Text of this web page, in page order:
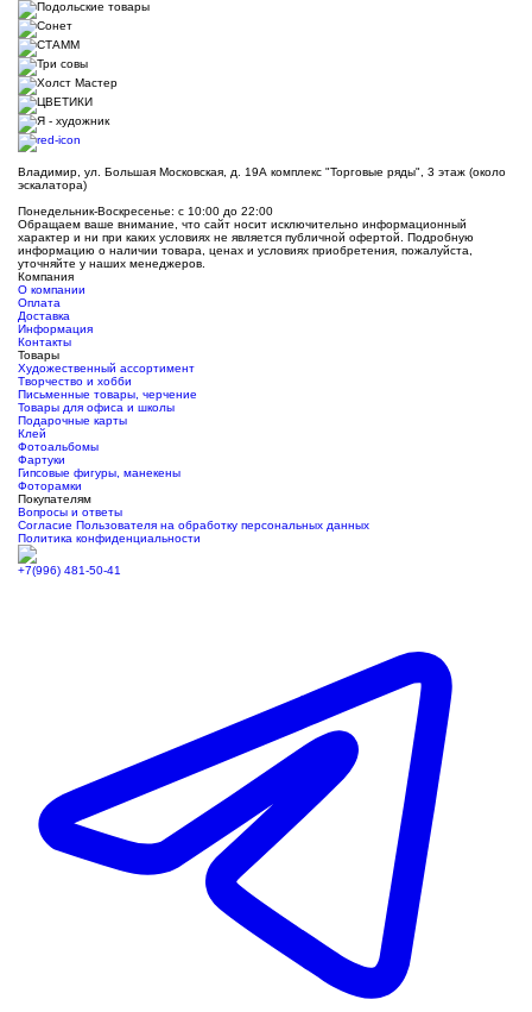
Владимир, ул. Большая Московская, д. 19А комплекс "Торговые ряды", 3 этаж (около
эскалатора)
Понедельник-Воскресенье: с 10:00 до 22:00
Обращаем ваше внимание, что сайт носит исключительно информационный
характер и ни при каких условиях не является публичной офертой. Подробную
информацию о наличии товара, ценах и условиях приобретения, пожалуйста,
уточняйте у наших менеджеров.
Компания
О компании
Оплата
Доставка
Информация
Контакты
Товары
Художественный ассортимент
Творчество и хобби
Письменные товары, черчение
Товары для офиса и школы
Подарочные карты
Клей
Фотоальбомы
Фартуки
Гипсовые фигуры, манекены
Фоторамки
Покупателям
Вопросы и ответы
Согласие Пользователя на обработку персональных данных
Политика конфиденциальности
+7(996) 481-50-41